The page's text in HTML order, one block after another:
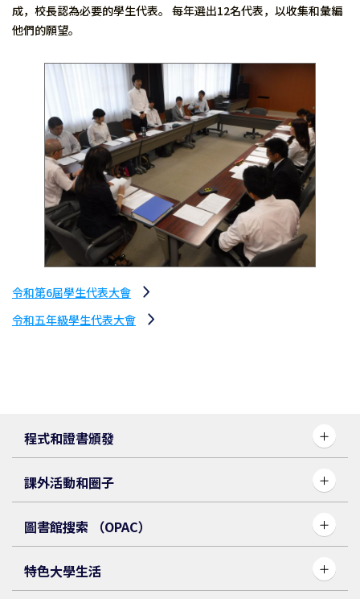
程式和證書頒發
課外活動和圈子
圖書館搜索 （OPAC）
特色大學生活
成，校長認為必要的學生代表。 每年選出12名代表，以收集和彙編
他們的願望。
令和第6屆學生代表大會
令和五年級學生代表大會